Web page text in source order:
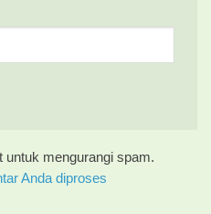
untuk mengurangi spam.
Anda diproses